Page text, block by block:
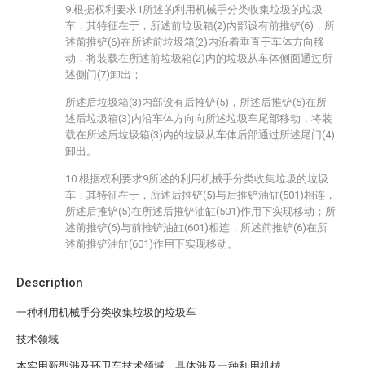
Description
一种利用机械手分类收集垃圾的垃圾车
技术领域
9.根据权利要求1所述的利用机械手分类收集垃圾的垃圾
车，其特征在于，所述前垃圾箱(2)内部设有前推铲(6)，所
述前推铲(6)在所述前垃圾箱(2)内沿着垂直于车体方向移
动，将装载在所述前垃圾箱(2)内的垃圾从车体侧面通过所
述侧门(7)卸出；
所述后垃圾箱(3)内部设有后推铲(5)，所述后推铲(5)在所
述后垃圾箱(3)内沿车体方向向所述垃圾车尾部移动，将装
载在所述后垃圾箱(3)内的垃圾从车体后部通过所述尾门(4)
卸出。
10.根据权利要求9所述的利用机械手分类收集垃圾的垃圾
车，其特征在于，所述后推铲(5)与后推铲油缸(501)相连，
所述后推铲(5)在所述后推铲油缸(501)作用下实现移动；所
述前推铲(6)与前推铲油缸(601)相连，所述前推铲(6)在所
述前推铲油缸(601)作用下实现移动。